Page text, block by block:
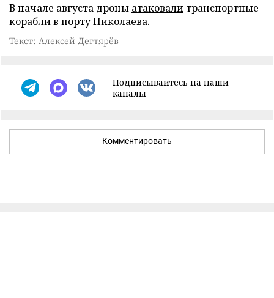
В начале августа дроны атаковали транспортные
корабли в порту Николаева.
Текст: Алексей Дегтярёв
Подписывайтесь на наши
каналы
Комментировать